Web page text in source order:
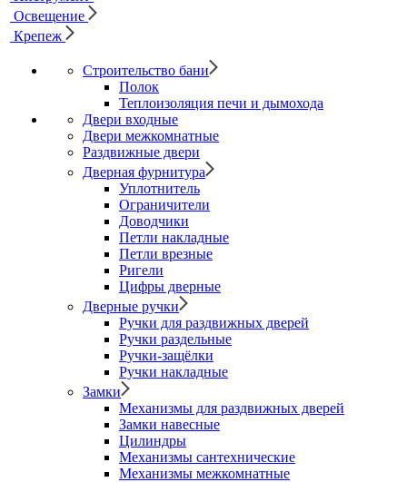
Освещение
Крепеж
Строительство бани
Полок
Теплоизоляция печи и дымохода
Двери входные
Двери межкомнатные
Раздвижные двери
Дверная фурнитура
Уплотнитель
Ограничители
Доводчики
Петли накладные
Петли врезные
Ригели
Цифры дверные
Дверные ручки
Ручки для раздвижных дверей
Ручки раздельные
Ручки-защёлки
Ручки накладные
Замки
Механизмы для раздвижных дверей
Замки навесные
Цилиндры
Механизмы сантехнические
Механизмы межкомнатные